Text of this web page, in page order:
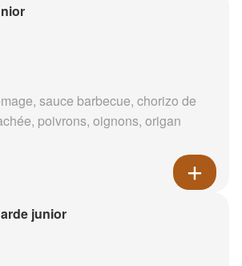
sauce barbecue, chorizo de
poivrons, oignons, origan
junior